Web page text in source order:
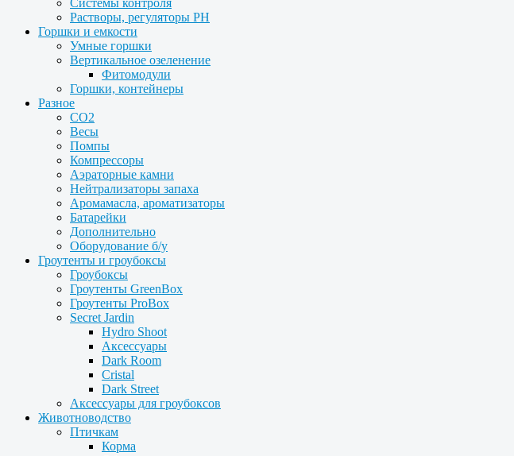
Системы контроля
Растворы, регуляторы PH
Горшки и емкости
Умные горшки
Вертикальное озеленение
Фитомодули
Горшки, контейнеры
Разное
CO2
Весы
Помпы
Компрессоры
Аэраторные камни
Нейтрализаторы запаха
Аромамасла, ароматизаторы
Батарейки
Дополнительно
Оборудование б/у
Гроутенты и гроубоксы
Гроубоксы
Гроутенты GreenBox
Гроутенты ProBox
Secret Jardin
Hydro Shoot
Аксессуары
Dark Room
Cristal
Dark Street
Аксессуары для гроубоксов
Животноводство
Птичкам
Корма